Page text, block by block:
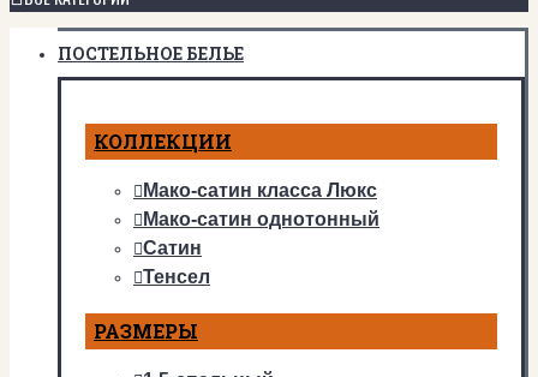
ПОСТЕЛЬНОЕ БЕЛЬЕ
КОЛЛЕКЦИИ
Мако-сатин класса Люкс
Мако-сатин однотонный
Сатин
Тенсел
РАЗМЕРЫ